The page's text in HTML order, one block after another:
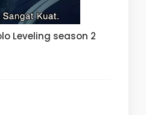
Leveling season 2